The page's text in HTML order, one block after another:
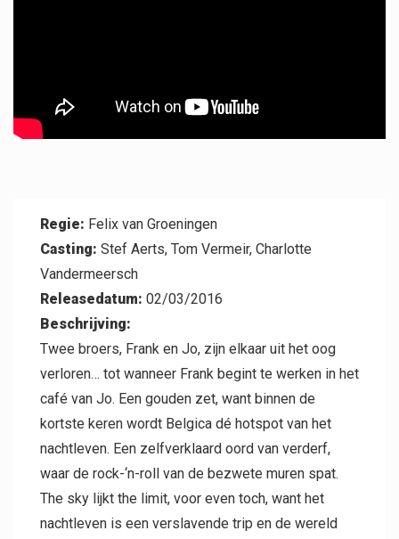
Contact
Regie: Felix van Groeningen
Casting: Stef Aerts, Tom Vermeir, Charlotte
Vandermeersch
Releasedatum: 02/03/2016
Beschrijving:
Twee broers, Frank en Jo, zijn elkaar uit het oog
verloren… tot wanneer Frank begint te werken in het
café van Jo. Een gouden zet, want binnen de
kortste keren wordt Belgica dé hotspot van het
nachtleven. Een zelfverklaard oord van verderf,
waar de rock-‘n-roll van de bezwete muren spat.
The sky lijkt the limit, voor even toch, want het
nachtleven is een verslavende trip en de wereld